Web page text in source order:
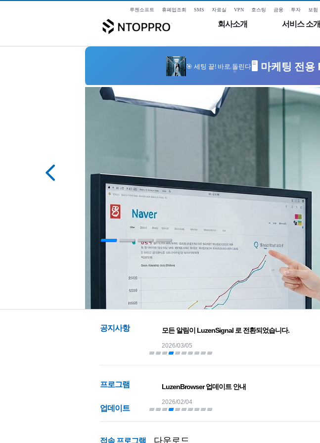
루젠소프트 휴폐업조회 SMS 자료실 VPN 호스팅 금융 투자 보험
회사소개 서비스 소개
공지사항 모든 알림이 LuzenSignal 로 전환되었습니다.
2026/03/05
프로그램
업데이트
LuzenBrowser 업데이트 안내
2026/02/04
접속 프로그램 다운로드